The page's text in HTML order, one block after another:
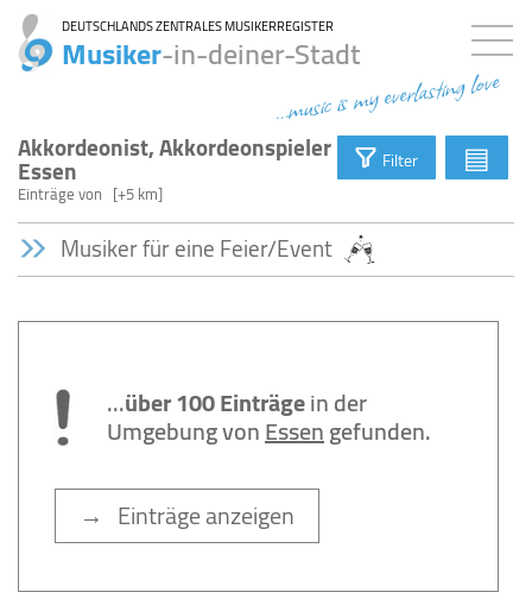
DEUTSCHLANDS ZENTRALES MUSIKERREGISTER
Musiker-in-deiner-Stadt
...music is my everlasting love
Akkordeonist, Akkordeonspieler
Essen
Einträgevon [+5 km]
Filter ▤
Musiker für eine Feier/Event
...über 100 Einträgein der
Umgebung vonEssengefunden.
→ Einträge anzeigen